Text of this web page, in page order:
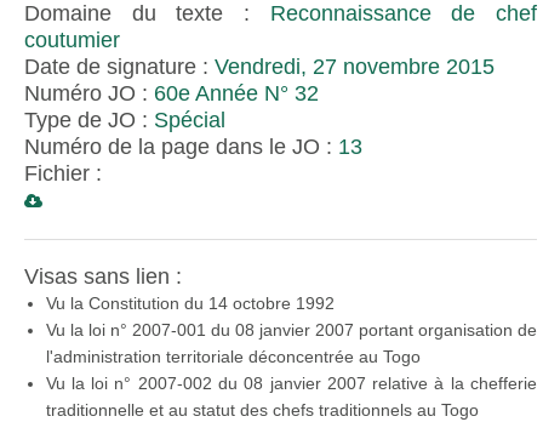
Domaine du texte : Reconnaissance de chef
coutumier
Date de signature : Vendredi, 27 novembre 2015
Numéro JO : 60e Année N° 32
Type de JO : Spécial
Numéro de la page dans le JO : 13
Fichier :
Visas sans lien :
Vu la Constitution du 14 octobre 1992
Vu la loi n° 2007-001 du 08 janvier 2007 portant organisation de
l'administration territoriale déconcentrée au Togo
Vu la loi n° 2007-002 du 08 janvier 2007 relative à la chefferie
traditionnelle et au statut des chefs traditionnels au Togo